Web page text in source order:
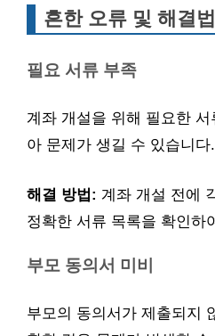
흔한 오류 및 해결법
필요 서류 부족
계좌 개설을 위해 필요한
아 문제가 생길 수 있습니다.
해결 방법: 계좌 개설 전에
정확한 서류 목록을 확인하
부모 동의서 미비
부모의 동의서가 제출되지